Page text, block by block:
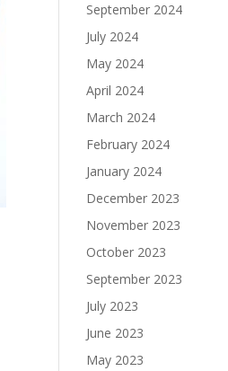
September 2024
July 2024
May 2024
April 2024
March 2024
February 2024
January 2024
December 2023
November 2023
October 2023
September 2023
July 2023
June 2023
May 2023